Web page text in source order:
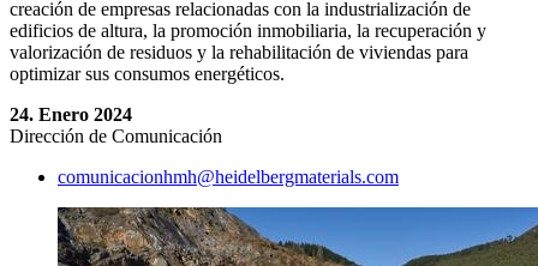
creación de empresas relacionadas con la industrialización de
edificios de altura, la promoción inmobiliaria, la recuperación y
valorización de residuos y la rehabilitación de viviendas para
optimizar sus consumos energéticos.
24. Enero 2024
Dirección de Comunicación
comunicacionhmh​@heidelbergmaterials.com